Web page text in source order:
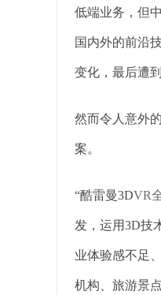
低端业务，但
国内外的前沿
变化，最后遭
然而令人意外
案。
“酷雷曼3DVR
发，运用3D技
业体验感不足
机构、旅游景